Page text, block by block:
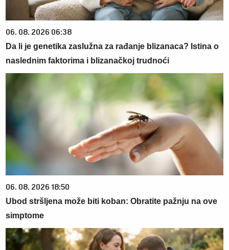
06. 08. 2026 06:38
Da li je genetika zaslužna za rađanje blizanaca? Istina o
naslednim faktorima i blizanačkoj trudnoći
06. 08. 2026 18:50
Ubod stršljena može biti koban: Obratite pažnju na ove
simptome